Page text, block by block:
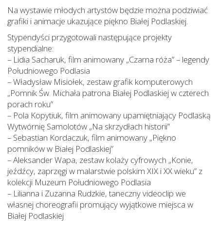
Na wystawie młodych artystów będzie można podziwiać
grafiki i animacje ukazujące piękno Białej Podlaskiej.
Stypendyści przygotowali następujące projekty
stypendialne:
– Lidia Sacharuk, film animowany „Czarna róża” – legendy
Południowego Podlasia
– Władysław Misiołek, zestaw grafik komputerowych
„Pomnik Św. Michała patrona Białej Podlaskiej w czterech
porach roku”
– Pola Kopytiuk, film animowany upamiętniający Podlaską
Wytwórnię Samolotów „Na skrzydłach historii”
– Sebastian Kordaczuk, film animowany „Piękno
pomników w Białej Podlaskiej”
– Aleksander Wapa, zestaw kolaży cyfrowych „Konie,
jeźdźcy, zaprzęgi w malarstwie polskim XIX i XX wieku” z
kolekcji Muzeum Południowego Podlasia
– Lilianna i Zuzanna Rudzkie, taneczny videoclip we
własnej choreografii promujący wyjątkowe miejsca w
Białej Podlaskiej